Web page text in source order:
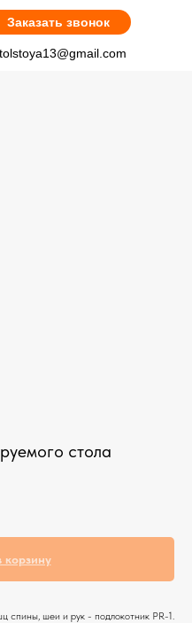
Заказать звонок
стола
корзину
спины, шеи и рук - подлокотник PR-1.